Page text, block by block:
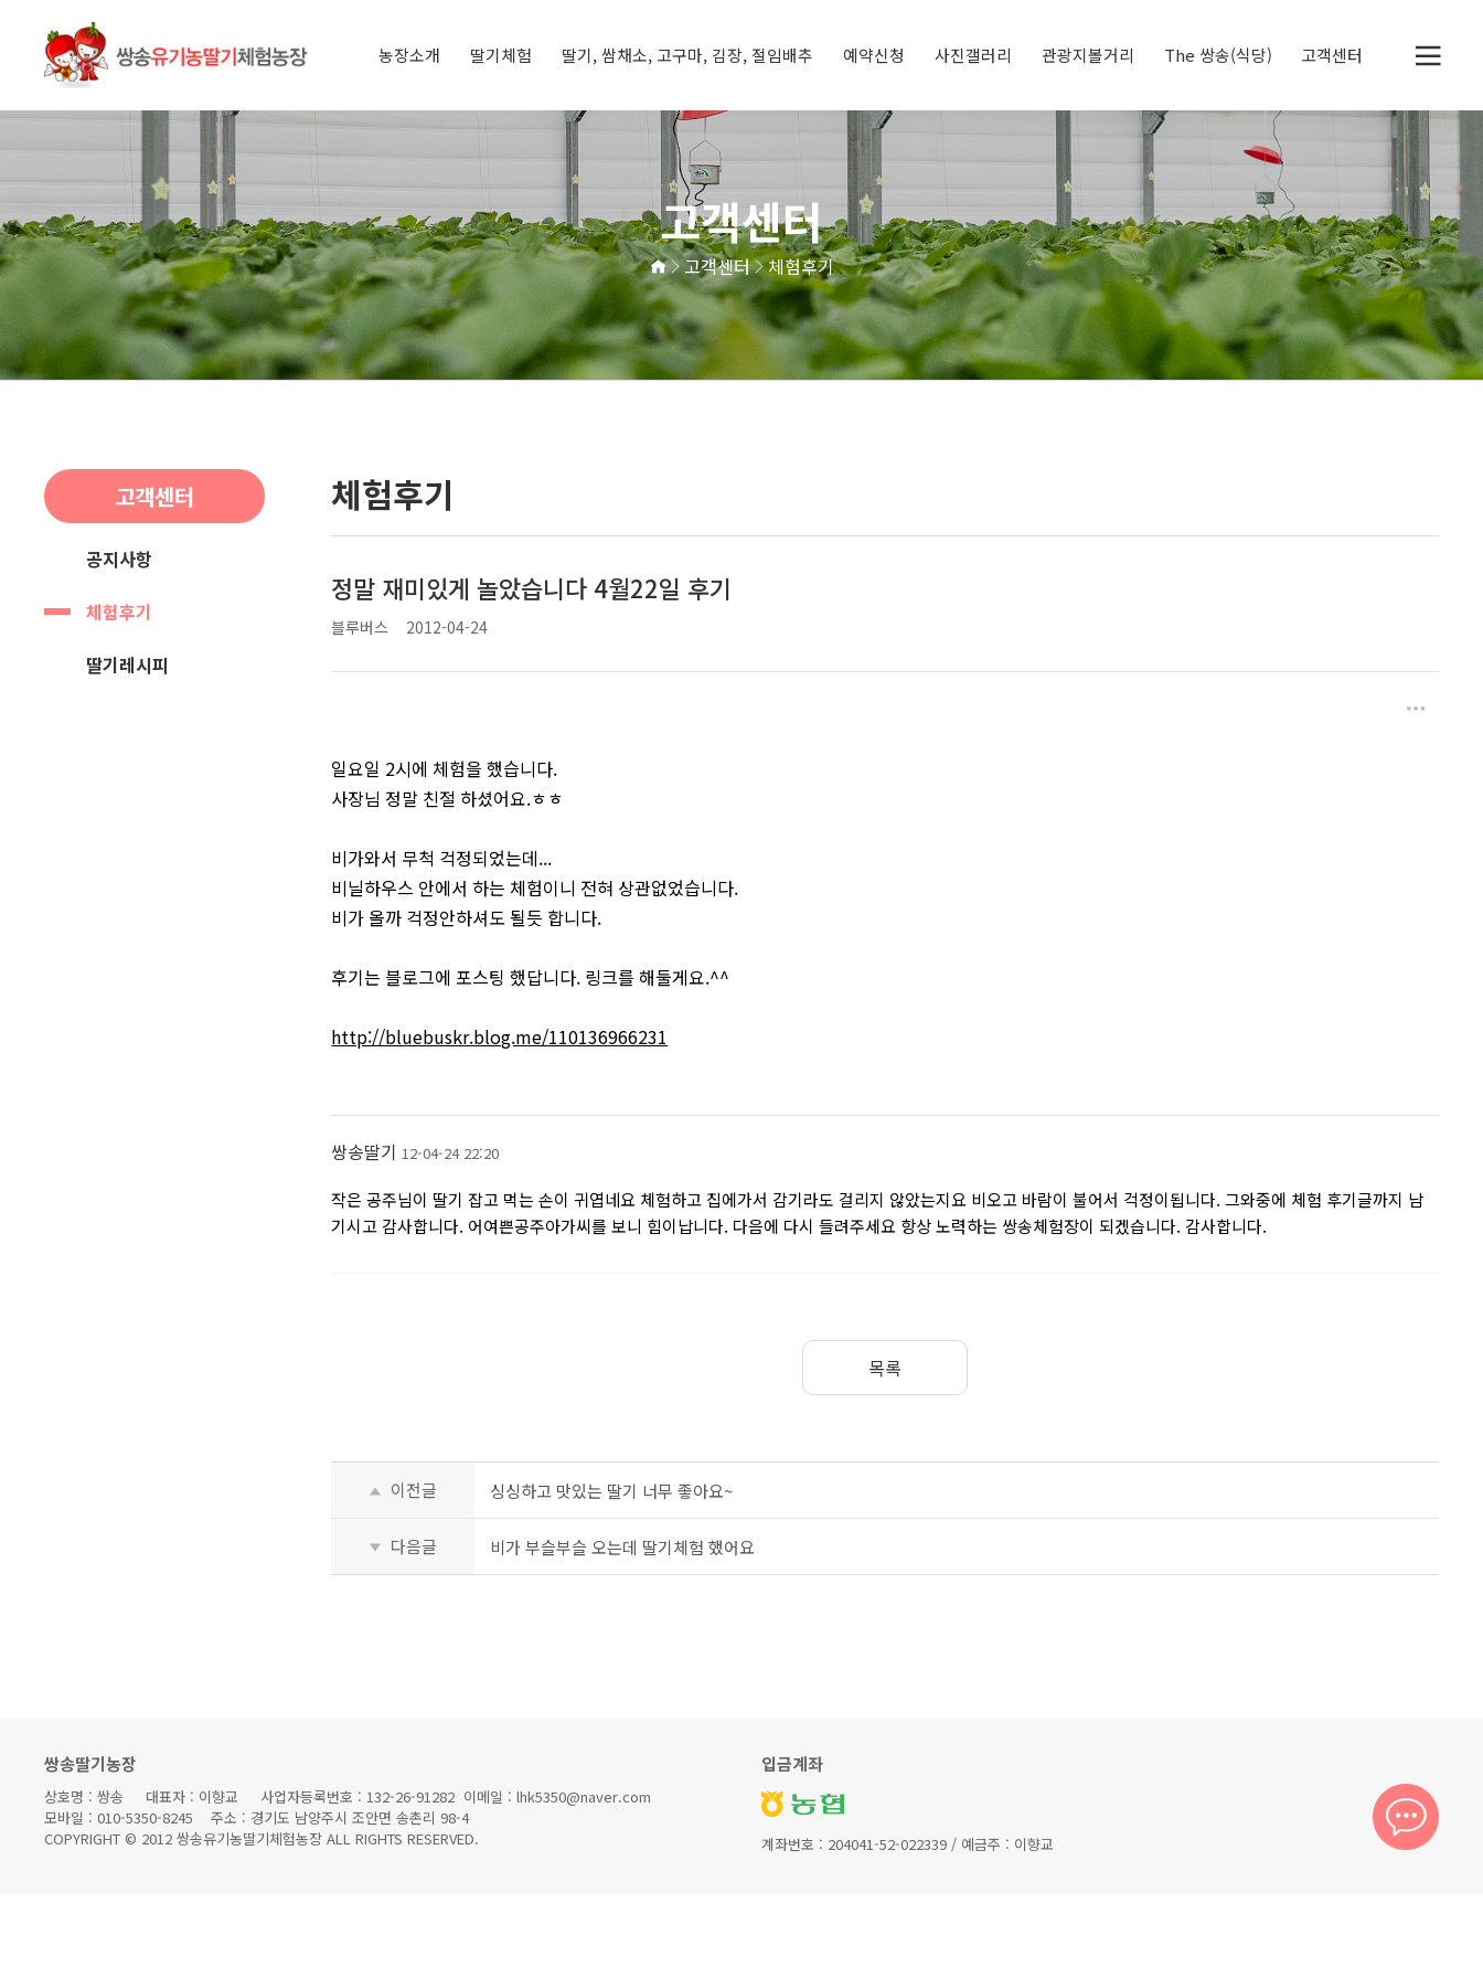
농장소개 딸기체험
아이들과 딸기체험
딸기 이야기
딸기, 쌈채소, 고구마, 김장, 절임배추
체험프로그램
예약신청 사진갤러리 관광지볼거리 The 쌍송(식당) 고객센터
공지사항
체험후기
딸기레시피
고객센터
고객센터 체험후기
고객센터
공지사항
체험후기
딸기레시피
체험후기
정말 재미있게 놀았습니다 4월22일 후기
블루버스 2012-04-24
일요일 2시에 체험을 했습니다.
사장님 정말 친절 하셨어요.ㅎㅎ
비가와서 무척 걱정되었는데...
비닐하우스 안에서 하는 체험이니 전혀 상관없었습니다.
비가 올까 걱정안하셔도 될듯 합니다.
후기는 블로그에 포스팅 했답니다. 링크를 해둘게요.^^
http://bluebuskr.blog.me/110136966231
쌍송딸기 12-04-24 22:20
작은 공주님이 딸기 잡고 먹는 손이 귀엽네요 체험하고 집에가서 감기라도 걸리지 않았는지요 비오고 바람이 불어서 걱정이됩니다. 그와중에 체험 후기글까지 남
기시고 감사합니다. 어여쁜공주아가씨를 보니 힘이납니다. 다음에 다시 들려주세요 항상 노력하는 쌍송체험장이 되겠습니다. 감사합니다.
목록
이전글 싱싱하고 맛있는 딸기 너무 좋아요~
다음글 비가 부슬부슬 오는데 딸기체험 했어요
쌍송딸기농장
상호명 : 쌍송 대표자 : 이향교 사업자등록번호 : 132-26-91282 이메일 : lhk5350@naver.com
모바일 : 010-5350-8245 주소 : 경기도 남양주시 조안면 송촌리 98-4
COPYRIGHT © 2012 쌍송유기농딸기체험농장 ALL RIGHTS RESERVED.
입금계좌
계좌번호 : 204041-52-022339 / 예금주 : 이향교